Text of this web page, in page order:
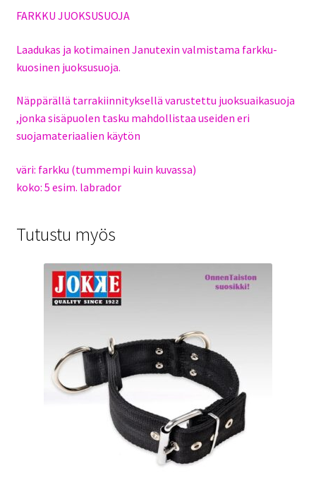
FARKKU JUOKSUSUOJA
Laadukas ja kotimainen Janutexin valmistama farkku-
kuosinen juoksusuoja.
Näppärällä tarrakiinnityksellä varustettu juoksuaikasuoja
,jonka sisäpuolen tasku mahdollistaa useiden eri
suojamateriaalien käytön
väri: farkku (tummempi kuin kuvassa)
koko: 5 esim. labrador
Tutustu myös